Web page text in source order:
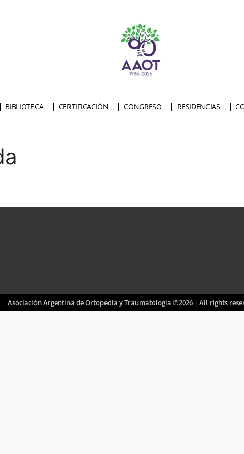
BIBLIOTECA CERTIFICACIÓN CONGRESO RESIDENCIAS
Asociación Argentina de Ortopedia y Traumatología ©2026 | All rights